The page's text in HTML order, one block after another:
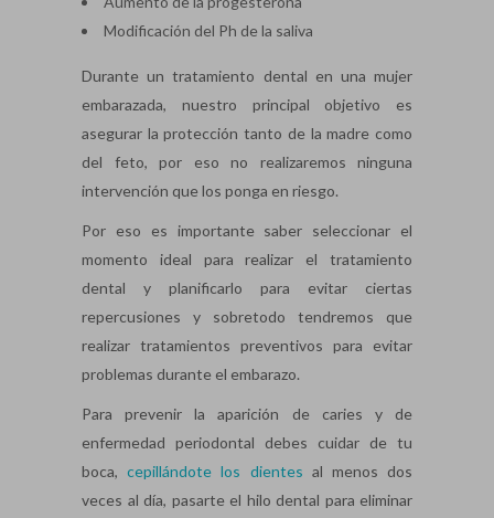
Modificación del Ph de la saliva
Durante un tratamiento dental en una mujer
embarazada, nuestro principal objetivo es
asegurar la protección tanto de la madre como
del feto, por eso no realizaremos ninguna
intervención que los ponga en riesgo.
Por eso es importante saber seleccionar el
momento ideal para realizar el tratamiento
dental y planificarlo para evitar ciertas
repercusiones y sobretodo tendremos que
realizar tratamientos preventivos para evitar
problemas durante el embarazo.
Para prevenir la aparición de caries y de
enfermedad periodontal debes cuidar de tu
boca,cepillándote los dientes al menos dos
veces al día, pasarte el hilo dental para eliminar